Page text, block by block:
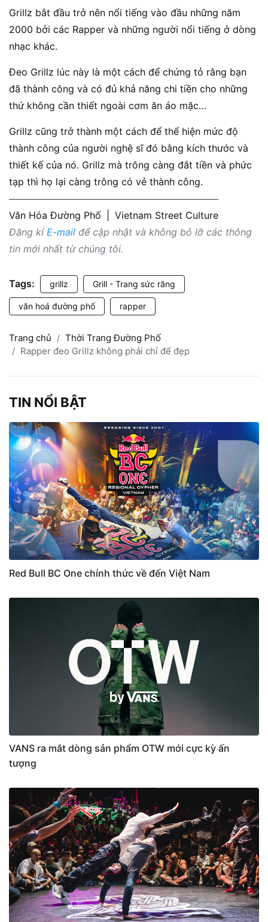
Grillz bắt đầu trở nên nổi tiếng vào đầu những năm
2000 bởi các Rapper và những người nổi tiếng ở dòng
nhạc khác.
Đeo Grillz lúc này là một cách để chứng tỏ rằng bạn
đã thành công và có đủ khả năng chi tiền cho những
thứ không cần thiết ngoài cơm ăn áo mặc…
Grillz cũng trở thành một cách để thể hiện mức độ
thành công của người nghệ sĩ đó bằng kích thước và
thiết kế của nó. Grillz mà trông càng đắt tiền và phức
tạp thì họ lại càng trông có vẻ thành công.
Văn Hóa Đường Phố
Vietnam Street Culture
Đăng kíE-mail để cập nhật và không bỏ lỡ các thông
tin mới nhất từ chúng tôi.
Tags: grillz Grill - Trang sức răng
văn hoá đường phố rapper
Trang chủ
Thời Trang Đường Phố
Rapper đeo Grillz không phải chỉ để đẹp
TIN NỔI BẬT
Red Bull BC One chính thức về đến Việt Nam
VANS ra mắt dòng sản phẩm OTW mới cực kỳ ấn
tượng